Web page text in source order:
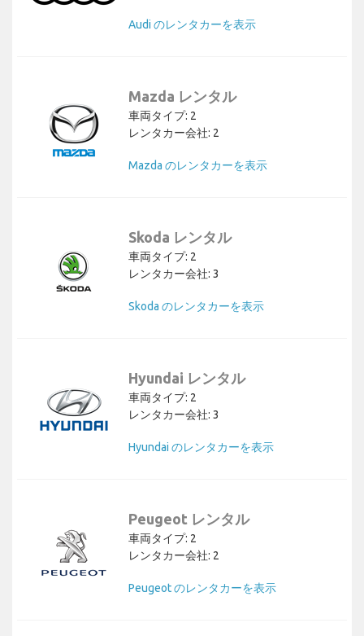
Audi のレンタカーを表示
Mazda レンタル
車両タイプ: 2
レンタカー会社: 2
Mazda のレンタカーを表示
Skoda レンタル
車両タイプ: 2
レンタカー会社: 3
Skoda のレンタカーを表示
Hyundai レンタル
車両タイプ: 2
レンタカー会社: 3
Hyundai のレンタカーを表示
Peugeot レンタル
車両タイプ: 2
レンタカー会社: 2
Peugeot のレンタカーを表示